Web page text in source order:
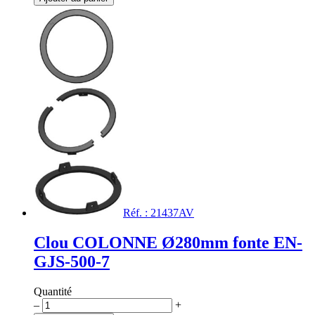
Clou
carré
en
aluminium
Réf. : 21437AV
Clou COLONNE Ø280mm fonte EN-
GJS-500-7
Quantité
quantité
– +